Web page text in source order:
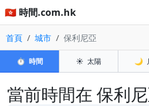
🇭🇰 時間.com.hk
首頁 城市 保利尼亞
⏱️ 時間 ☀️ 太陽 🌙
當前時間在 保利